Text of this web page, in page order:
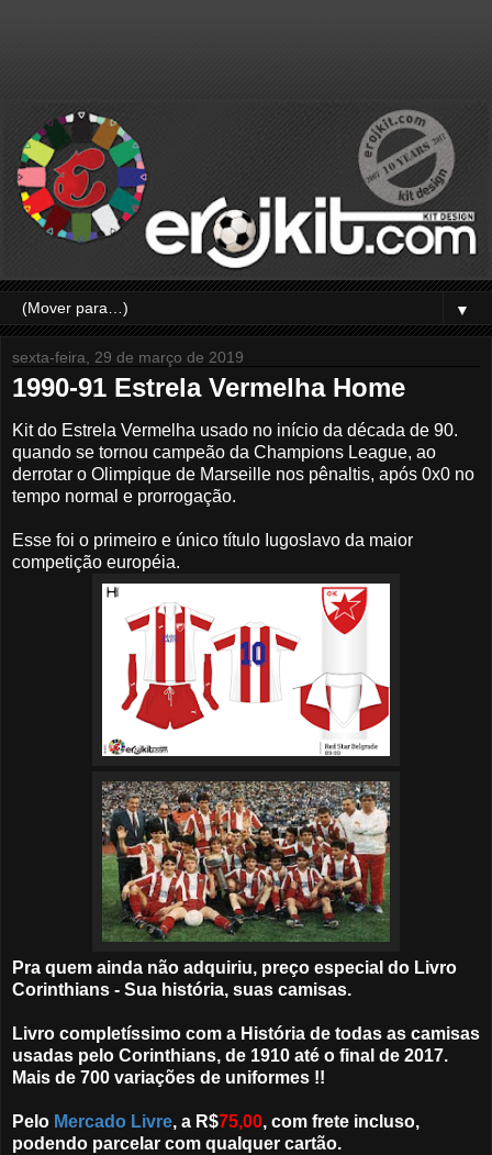
▼
sexta-feira, 29 de março de 2019
1990-91 Estrela Vermelha Home
Kit do Estrela Vermelha usado no início da década de 90.
quando se tornou campeão da Champions League, ao
derrotar o Olimpique de Marseille nos pênaltis, após 0x0 no
tempo normal e prorrogação.
Esse foi o primeiro e único título Iugoslavo da maior
competição européia.
Pra quem ainda não adquiriu, preço especial do Livro
Corinthians - Sua história, suas camisas.
Livro completíssimo com a História de todas as camisas
usadas pelo Corinthians, de 1910 até o final de 2017.
Mais de 700 variações de uniformes !!
Pelo Mercado Livre, a R$75,00, com frete incluso,
podendo parcelar com qualquer cartão.